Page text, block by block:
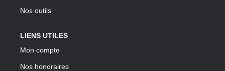
Nos outils
LIENS UTILES
Mon compte
Nos honoraires